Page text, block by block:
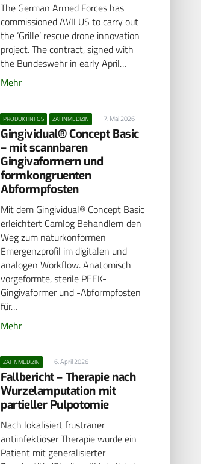
The German Armed Forces has
commissioned AVILUS to carry out
the ‘Grille’ rescue drone innovation
project. The contract, signed with
the Bundeswehr in early April…
Mehr
PRODUKTINFOS ZAHNMEDIZIN 7. Mai 2026
Gingividual® Concept Basic
– mit scannbaren
Gingivaformern und
formkongruenten
Abformpfosten
Mit dem Gingividual® Concept Basic
erleichtert Camlog Behandlern den
Weg zum naturkonformen
Emergenzprofil im digitalen und
analogen Workflow. Anatomisch
vorgeformte, sterile PEEK-
Gingivaformer und -Abformpfosten
für…
Mehr
ZAHNMEDIZIN 6. April 2026
Fallbericht – Therapie nach
Wurzelamputation mit
partieller Pulpotomie
Nach lokalisiert frustraner
antiinfektiöser Therapie wurde ein
Patient mit generalisierter